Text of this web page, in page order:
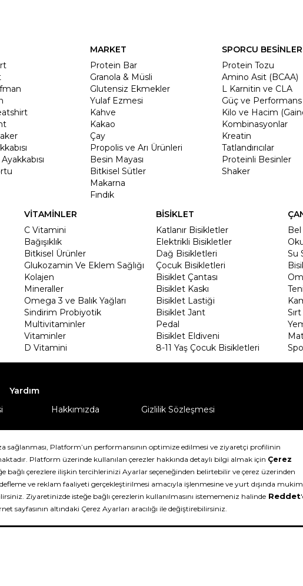
MARKET
Protein Bar
Granola & Müsli
Glutensiz Ekmekler
Yulaf Ezmesi
Kahve
Kakao
Çay
Propolis ve Arı Ürünleri
Besin Mayası
Bitkisel Sütler
Makarna
Fındık
SPORCU
Protein Tozu
Amino Asit (BCAA)
L Karnitin ve CLA
Güç ve Performans
Kilo ve Hacim
Kombinasyonlar
Kreatin
Tatlandırıcılar
Proteinli Besinler
Shaker
VİTAMİNLER
C Vitamini
Bağışıklık
Bitkisel Ürünler
Glukozamin Ve Eklem Sağlığı
Kolajen
Mineraller
Omega 3 ve Balık Yağları
Sindirim Probiyotik
Multivitaminler
Vitaminler
D Vitamini
BİSİKLET
Katlanır Bisikletler
Elektrikli Bisikletler
Dağ Bisikletleri
Çocuk Bisikletleri
Bisiklet Çantası
Bisiklet Kaskı
Bisiklet Lastiği
Bisiklet Jant
Pedal
Bisiklet Eldiveni
8-11 Yaş Çocuk Bisikletleri
Bel
Su
Yardım
Hakkımızda Gizlilik Sözleşmesi
2026. Tüm hakları saklıdır.